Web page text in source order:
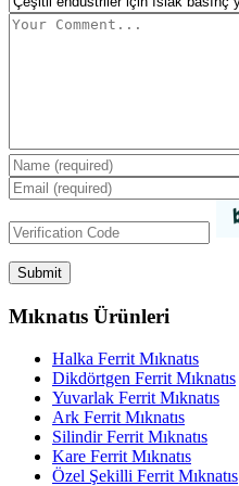
Mıknatıs Ürünleri
Halka Ferrit Mıknatıs
Dikdörtgen Ferrit Mıknatıs
Yuvarlak Ferrit Mıknatıs
Ark Ferrit Mıknatıs
Silindir Ferrit Mıknatıs
Kare Ferrit Mıknatıs
Özel Şekilli Ferrit Mıknatıs